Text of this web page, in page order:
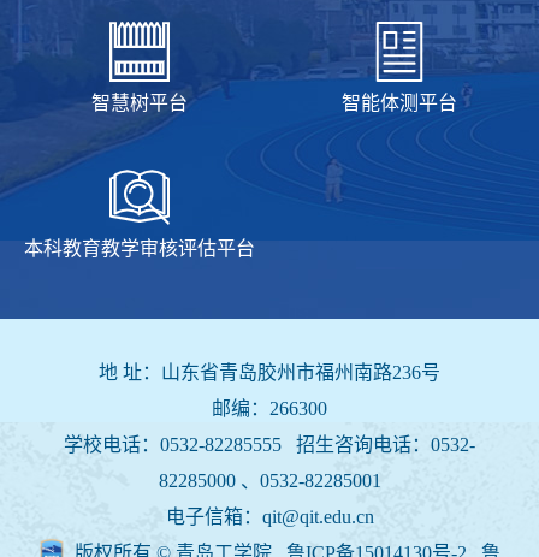
智慧树平台 智能体测平台
本科教育教学审核评估平台
地 址：山东省青岛胶州市福州南路236号
邮编：266300
学校电话：0532-82285555 招生咨询电话： 0532-
82285000 、0532-82285001
电子信箱：qit@qit.edu.cn